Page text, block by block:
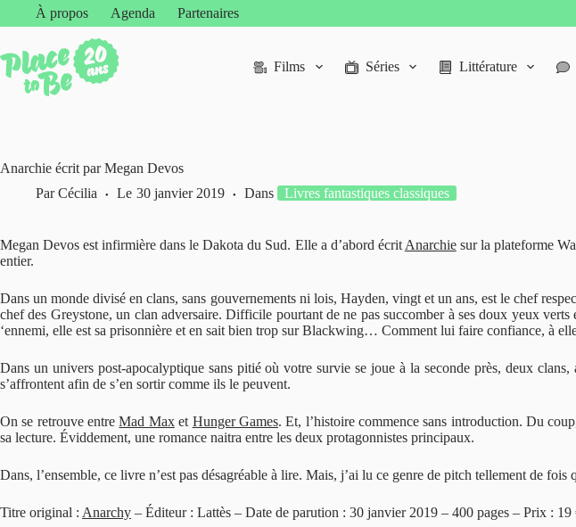
À propos Agenda Partenaires
Films Séries Littérature
Anarchie écrit par Megan Devos
Par Cécilia Le 30 janvier 2019 Dans Livres fantastiques classiques
Megan Devos est infirmière dans le Dakota du Sud. Elle a d’abord écrit Anarchiesur la plateforme
entier.
Dans un monde divisé en clans, sans gouvernements ni lois, Hayden, vingt et un ans, est le chef
chef des Greystone, un clan adversaire. Difficile pourtant de ne pas succomber à ses doux yeux
‘ennemi, elle est sa prisonnière et en sait bien trop sur Blackwing… Comment lui faire confiance, à
Dans un univers post-apocalyptique sans pitié où votre survie se joue à la seconde près, deux
s’affrontent afin de s’en sortir comme ils le peuvent.
On se retrouve entreMad Maxet Hunger Games. Et, l’histoire commence sans introduction. Du
sa lecture. Éviddement, une romance naitra entre les deux protagonnistes principaux.
Dans, l’ensemble, ce livre n’est pas désagréable à lire. Mais, j’ai lu ce genre de pitch tellement de
Titre original : Anarchy – Éditeur : Lattès – Date de parution : 30 janvier 2019 – 400 pages – Prix :